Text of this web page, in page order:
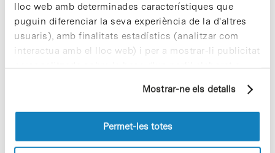
lloc web amb determinades característiques que
puguin diferenciar la seva experiència de la d'altres
usuaris), amb finalitats estadístics (analitzar com
interactua amb el lloc web) i per a mostrar-li publicitat
personalitzada sobre la base d'un perfil elaborat a
pàgines visitades). Per a obtenir més informació sobre
les cookies pot consultar laPolítica de cookiesdel
Mostrar-ne els detalls
Permet-les totes
Vacances responsables en temps
d’emergència climàtica
15 de juliol de 2026
Cuidar el territori és sostenibilitat
29 de juliol de 2026